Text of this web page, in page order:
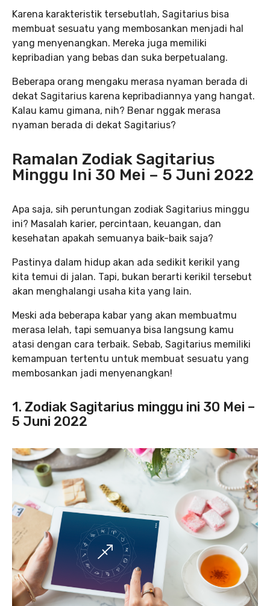
Karena karakteristik tersebutlah, Sagitarius bisa
membuat sesuatu yang membosankan menjadi hal
yang menyenangkan. Mereka juga memiliki
kepribadian yang bebas dan suka berpetualang.
Beberapa orang mengaku merasa nyaman berada di
dekat Sagitarius karena kepribadiannya yang hangat.
Kalau kamu gimana, nih? Benar nggak merasa
nyaman berada di dekat Sagitarius?
Ramalan Zodiak Sagitarius
Minggu Ini 30 Mei – 5 Juni 2022
Apa saja, sih peruntungan zodiak Sagitarius minggu
ini? Masalah karier, percintaan, keuangan, dan
kesehatan apakah semuanya baik-baik saja?
Pastinya dalam hidup akan ada sedikit kerikil yang
kita temui di jalan. Tapi, bukan berarti kerikil tersebut
akan menghalangi usaha kita yang lain.
Meski ada beberapa kabar yang akan membuatmu
merasa lelah, tapi semuanya bisa langsung kamu
atasi dengan cara terbaik. Sebab, Sagitarius memiliki
kemampuan tertentu untuk membuat sesuatu yang
membosankan jadi menyenangkan!
1. Zodiak Sagitarius minggu ini 30 Mei –
5 Juni 2022